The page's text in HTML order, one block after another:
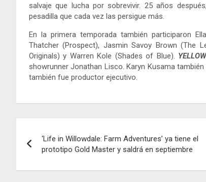
salvaje que lucha por sobrevivir. 25 años
pesadilla que cada vez las persigue más.
En la primera temporada también participaron
Thatcher (Prospect), Jasmin Savoy Brown (The
Originals) y Warren Kole (Shades of Blue).
showrunner Jonathan Lisco. Karyn Kusama
también fue productor ejecutivo.
de
entradas
‘Life in Willowdale: Farm Adventures’ ya tiene el
prototipo Gold Master y saldrá en septiembre